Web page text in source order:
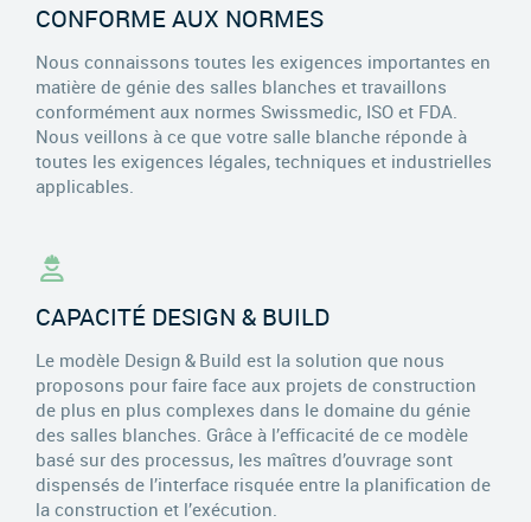
CONFORME AUX NORMES
Nous connaissons toutes les exigences importantes en
matière de génie des salles blanches et travaillons
conformément aux normes Swissmedic, ISO et FDA.
Nous veillons à ce que votre salle blanche réponde à
toutes les exigences légales, techniques et industrielles
applicables.
CAPACITÉ DESIGN & BUILD
Le modèle Design & Build est la solution que nous
proposons pour faire face aux projets de construction
de plus en plus complexes dans le domaine du génie
des salles blanches. Grâce à l’efficacité de ce modèle
basé sur des processus, les maîtres d’ouvrage sont
dispensés de l’interface risquée entre la planification de
la construction et l’exécution.